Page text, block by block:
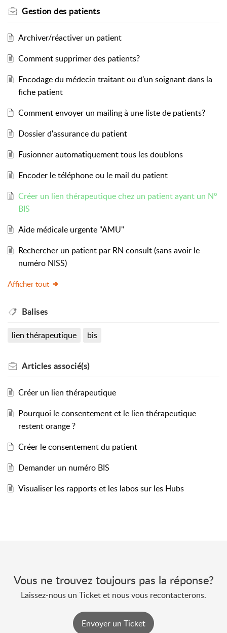
Gestion des patients
Archiver/réactiver un patient
Comment supprimer des patients?
Encodage du médecin traitant ou d'un soignant dans la
fiche patient
Comment envoyer un mailing à une liste de patients?
Dossier d'assurance du patient
Fusionner automatiquement tous les doublons
Encoder le téléphone ou le mail du patient
Créer un lien thérapeutique chez un patient ayant un N°
BIS
Aide médicale urgente "AMU"
Rechercher un patient par RN consult (sans avoir le
numéro NISS)
Afficher tout
Balises
lien thérapeutique bis
Articles associé(s)
Créer un lien thérapeutique
Pourquoi le consentement et le lien thérapeutique
restent orange ?
Créer le consentement du patient
Demander un numéro BIS
Visualiser les rapports et les labos sur les Hubs
Vous ne trouvez toujours pas la réponse?
Laissez-nous un Ticket et nous vous recontacterons.
Envoyer un Ticket